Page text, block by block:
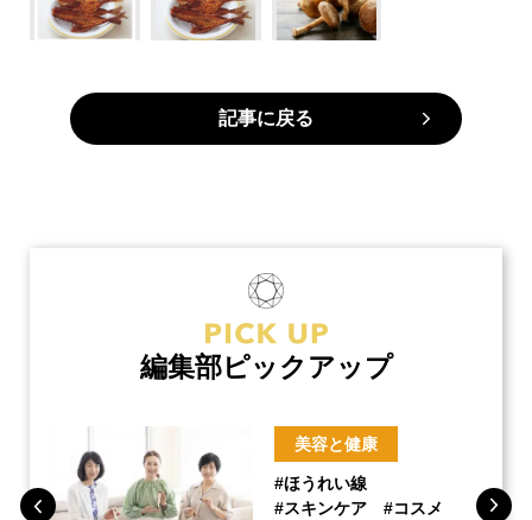
記事に戻る
編集部ピックアップ
美容と健康
#ほうれい線
#スキンケア
#コスメ